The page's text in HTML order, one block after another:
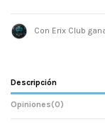
Con Erix Club
Descripción
Opiniones(0)